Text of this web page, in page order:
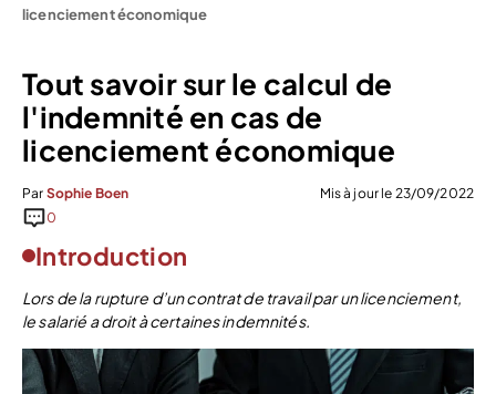
licenciement économique
Tout savoir sur le calcul de
l'indemnité en cas de
licenciement économique
Par Sophie Boen
Mis à jour le 23/09/2022
0
Introduction
Lors de la rupture d’un contrat de travail par un licenciement,
le salarié a droit à certaines indemnités.